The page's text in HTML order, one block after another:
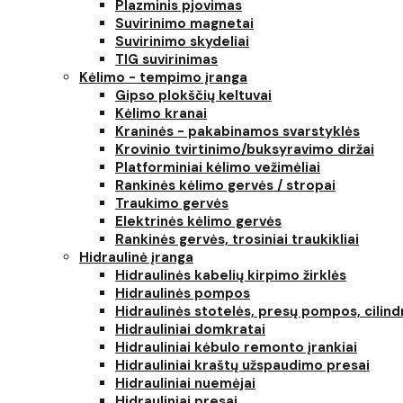
Plazminis pjovimas
Suvirinimo magnetai
Suvirinimo skydeliai
TIG suvirinimas
Kėlimo - tempimo įranga
Gipso plokščių keltuvai
Kėlimo kranai
Kraninės - pakabinamos svarstyklės
Krovinio tvirtinimo/buksyravimo diržai
Platforminiai kėlimo vežimėliai
Rankinės kėlimo gervės / stropai
Traukimo gervės
Elektrinės kėlimo gervės
Rankinės gervės, trosiniai traukikliai
Hidraulinė įranga
Hidraulinės kabelių kirpimo žirklės
Hidraulinės pompos
Hidraulinės stotelės, presų pompos,
Hidrauliniai domkratai
Hidrauliniai kėbulo remonto įrankiai
Hidrauliniai kraštų užspaudimo presai
Hidrauliniai nuemėjai